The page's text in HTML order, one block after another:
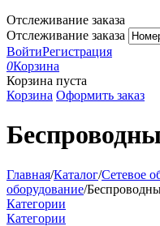
Отслеживание заказа
Отслеживание заказа
ВойтиРегистрация
0Корзина
Корзина пуста
Корзина Оформить заказ
Главная/Каталог/Сетевое
оборудование/
Категории
Категории